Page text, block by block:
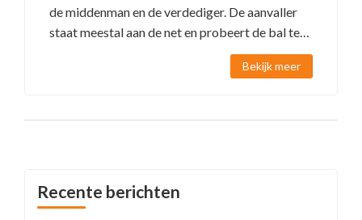
de middenman en de verdediger. De aanvaller
staat meestal aan de net en probeert de bal te
scoren. De middenman staat meestal aan de
zijkant van het veld en is verantwoordelijk voor
posities nodig: de aanvaller, de middenman en
de verdediger. De aanvaller staat meestal aan
Bekijk meer
Recente berichten